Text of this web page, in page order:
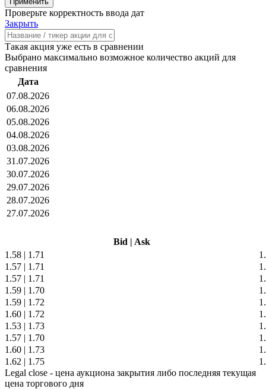
Проверьте корректность ввода дат
Закрыть
Такая акция уже есть в сравнении
Выбрано максимально возможное количество акций для
сравнения
Дата
07.08.2026
06.08.2026
05.08.2026
04.08.2026
03.08.2026
31.07.2026
30.07.2026
29.07.2026
28.07.2026
27.07.2026
Bid | Ask
1.58 | 1.71
1.57 | 1.71
1.57 | 1.71
1.59 | 1.70
1.59 | 1.72
1.60 | 1.72
1.53 | 1.73
1.57 | 1.70
1.60 | 1.73
1.62 | 1.75
Legal close - цена аукциона закрытия либо последняя текущая
цена торгового дня